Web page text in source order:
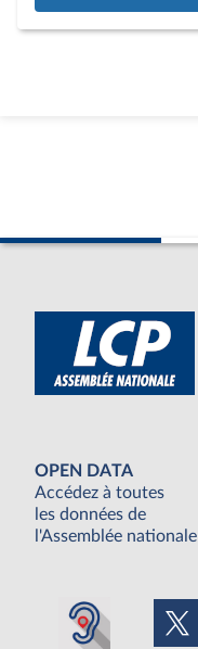
OPEN DATA
Accédez à toutes
les données de
l'Assemblée nationale